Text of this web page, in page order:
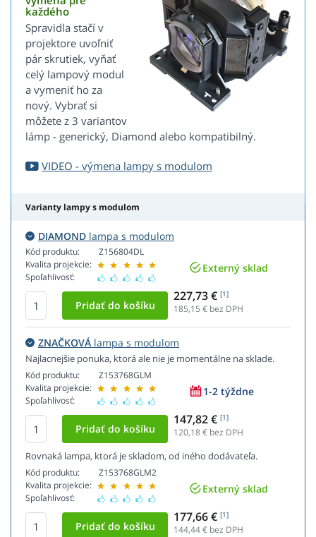
každého
Spravidla stačí v
projektore uvoľniť
pár skrutiek, vyňať
celý lampový modul
a vymeniť ho za
nový. Vybrať si
môžete z 3 variantov
lámp - generický, Diamond alebo kompatibilný.
VIDEO - výmena lampy s modulom
Varianty lampy s modulom
DIAMOND lampa s modulom
Kód produktu:
Kvalita projekcie:
Spoľahlivosť:
Z156804DL
Externý sklad
227,73 € [1]
185,15 € bez DPH
ZNAČKOVÁ lampa s modulom
Najlacnejšie ponuka, ktorá ale nie je momentálne na sklade.
Kód produktu:
Kvalita projekcie:
Spoľahlivosť:
Z153768GLM
1-2 týždne
147,82 € [1]
120,18€ bez DPH
Rovnaká lampa, ktorá je skladom, od iného dodávateľa.
Kód produktu:
Kvalita projekcie:
Spoľahlivosť:
Z153768GLM2
Externý sklad
177,66 € [1]
144,44€ bez DPH